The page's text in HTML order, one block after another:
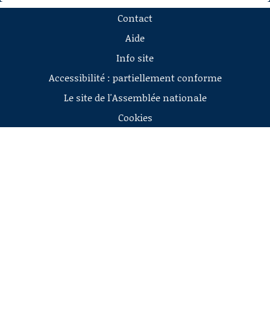
AIDE À LA DÉCOUPE
Contact
Aide
Info site
Accessibilité : partiellement conforme
Le site de l'Assemblée nationale
Cookies